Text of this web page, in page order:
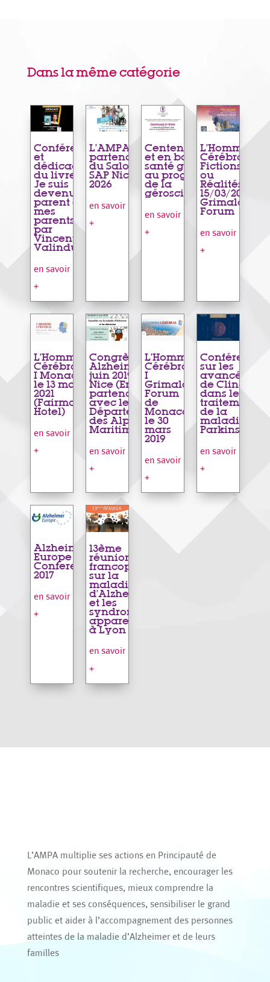
Dans la même catégorie
Conférence
et
dédicace
du livre «
Je suis
devenu le
parent de
mes
parents »
par
Vincent
Valinducq
en savoir
+
L’AMPA
partenaire
du Salon
SAP Nice
2026
en savoir
+
Centenaire
et en bonne
santé grâce
au progrès
de la
géroscience
en savoir
+
L’Homme
Cérébral,
Fictions
ou
Réalités –
15/03/2023,
Grimaldi
Forum
en savoir
+
L’Homme
Cérébral
I Monaco,
le 13 mars
2021
(Fairmont
Hotel)
en savoir
+
Congrès
Alzheimer 21
juin 2019 –
Nice (En
partenariat
avec le
Département
des Alpes
Maritimes)
en savoir
+
L’Homme
Cérébral
I
Grimaldi
Forum
de
Monaco
le 30
mars
2019
en savoir
+
Conférence
sur les
avancées
de Clinatec
dans le
traitement
de la
maladie de
Parkinson
en savoir
+
Alzheimer
Europe
Conference
2017
en savoir
+
13ème
réunion
francophone
sur la
maladie
d’Alzheimer
et les
syndromes
apparentés
à Lyon
en savoir
+
L’AMPA multiplie ses actions en Principauté de
Monaco pour soutenir la recherche, encourager les
rencontres scientifiques, mieux comprendre la
maladie et ses conséquences, sensibiliser le grand
public et aider à l’accompagnement des personnes
atteintes de la maladie d’Alzheimer et de leurs
familles